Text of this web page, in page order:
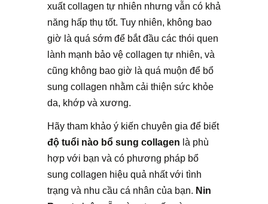
xuất collagen tự nhiên nhưng vẫn có khả
năng hấp thụ tốt. Tuy nhiên, không bao
giờ là quá sớm để bắt đầu các thói quen
lành mạnh bảo vệ collagen tự nhiên, và
cũng không bao giờ là quá muộn để bổ
sung collagen nhằm cải thiện sức khỏe
da, khớp và xương.
Hãy tham khảo ý kiến chuyên gia để biết
độ tuổi nào bổ sung collagen là phù
hợp với bạn và có phương pháp bổ
sung collagen hiệu quả nhất với tình
trạng và nhu cầu cá nhân của bạn. Nin